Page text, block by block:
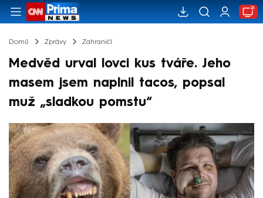
Domů Zprávy Zahraničí
Medvěd urval lovci kus tváře. Jeho
masem jsem naplnil tacos, popsal
muž „sladkou pomstu“